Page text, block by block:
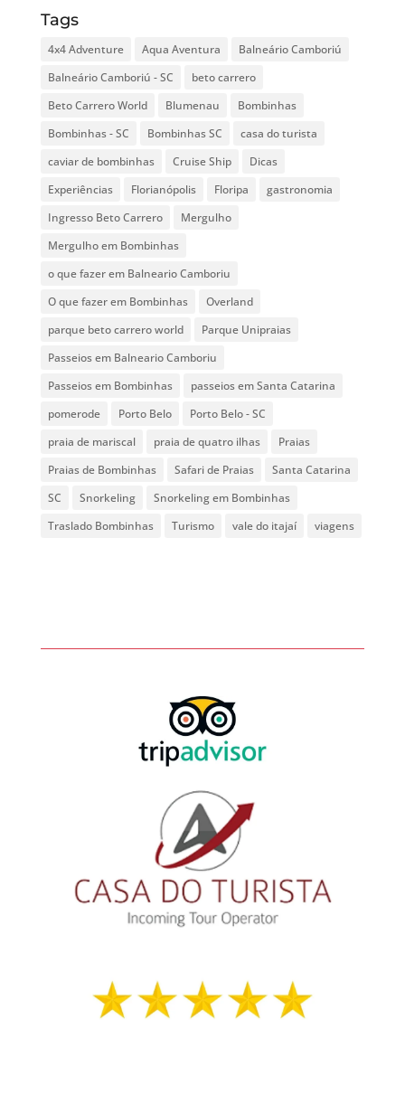
Tags
4x4 Adventure Aqua Aventura
Balneário Camboriú
Balneário Camboriú - SC
beto carrero
Beto Carrero World
Blumenau
Bombinhas
Bombinhas - SC
Bombinhas SC
casa do turista
caviar de bombinhas
Cruise Ship
Dicas
Experiências
Florianópolis Floripa
gastronomia
Ingresso Beto Carrero
Mergulho
Mergulho em Bombinhas
o que fazer em Balneario Camboriu
O que fazer em Bombinhas
Overland
parque beto carrero world
Parque Unipraias
Passeios em Balneario Camboriu
Passeios em Bombinhas
passeios em Santa Catarina
pomerode
Porto Belo
Porto Belo - SC
praia de mariscal
praia de quatro ilhas
Praias
Praias de Bombinhas
Safari de Praias
Santa Catarina
SC
Snorkeling
Snorkeling em Bombinhas
Traslado Bombinhas
Turismo vale do itajaí viagens